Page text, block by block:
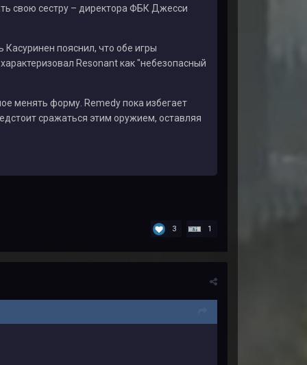
свою сестру – директора ФБК Джесси
пояснил, что обе игры
Resonant как "небезопасный
менять форму. Remedy пока избегает
сражаться этим оружием, оставляя
3 1